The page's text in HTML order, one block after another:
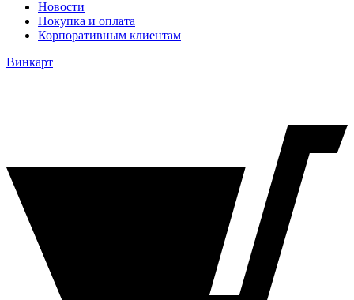
Новости
Покупка и оплата
Корпоративным клиентам
Винкарт